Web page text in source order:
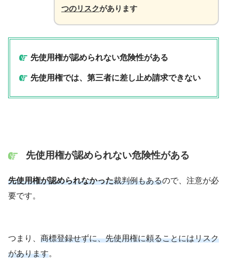
つのリスクがあります
先使用権が認められない危険性がある
先使用権では、第三者に差し止め請求できない
先使用権が認められない危険性がある
先使用権が認められなかった裁判例もあるので、注意が必
要です。
つまり、 商標登録せずに、先使用権に頼ることにはリスク
があります。